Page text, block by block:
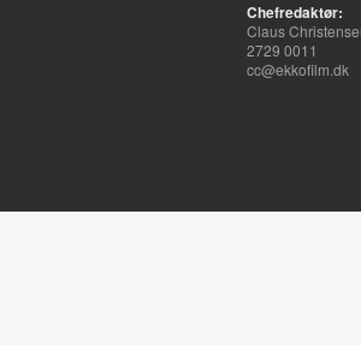
Chefredaktør:
Claus
2729 0011
cc@ekkofilm.dk